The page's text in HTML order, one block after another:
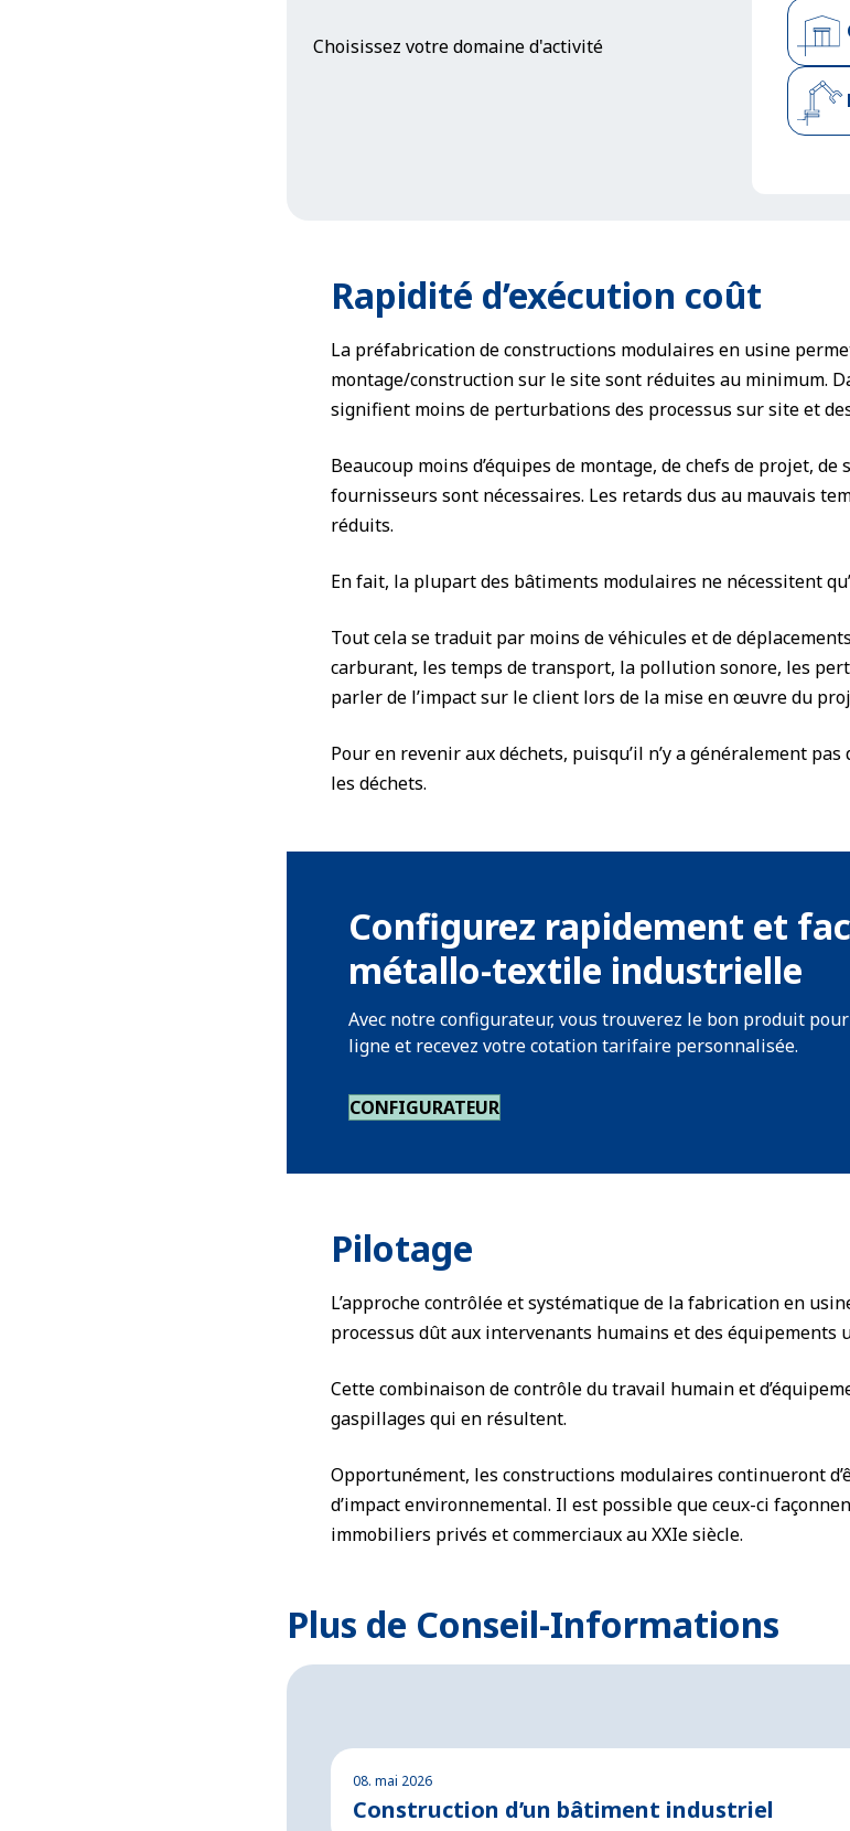
Choisissez votre domaine d'activité
Rapidité d’exécution coût
La préfabrication de constructions modulaires en usine
montage/construction sur le site sont réduites au minimum.
signifient moins de perturbations des processus sur site et
Beaucoup moins d’équipes de montage, de chefs de projet,
fournisseurs sont nécessaires. Les retards dus au mauvais
réduits.
En fait, la plupart des bâtiments modulaires ne nécessitent
Tout cela se traduit par moins de véhicules et de
carburant, les temps de transport, la pollution sonore, les
parler de l’impact sur le client lors de la mise en œuvre du
Pour en revenir aux déchets, puisqu’il n’y a généralement
les déchets.
Configurez rapidement et
métallo-textile industrielle
Avec notre configurateur, vous trouverez le bon produit
ligne et recevez votre cotation tarifaire personnalisée.
CONFIGURATEUR
Pilotage
L’approche contrôlée et systématique de la fabrication en
processus dût aux intervenants humains et des équipements
Cette combinaison de contrôle du travail humain et
gaspillages qui en résultent.
Opportunément, les constructions modulaires continueront
d’impact environnemental. Il est possible que ceux-ci
immobiliers privés et commerciaux au XXIe siècle.
Plus de Conseil-Informations
08. mai 2026
Construction d’un bâtiment industriel